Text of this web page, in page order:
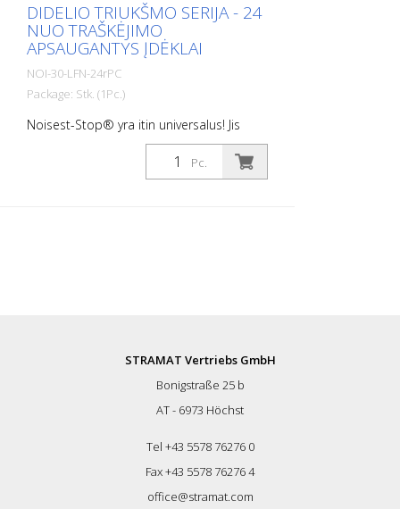
DIDELIO TRIUKŠMO SERIJA - 24
NUO TRAŠKĖJIMO
APSAUGANTYS ĮDĖKLAI
NOI-30-LFN-24rPC
Package: Stk. (1Pc.)
Noisest-Stop® yra itin universalus! Jis
lengvai pritaikomas prie visų rinkoje
esančių šulinių dangčių. DIDŽIAUSIAS
TRŪKUMAS - skirtas šulinių dangčiams,
skersmens, 4,5 mm skersmens, 5,5 mm
Spalva: juoda Juoda Medžiaga: juoda
Long-Life® Kietumas: 80 Sh, ilgaamžis,
sritis: C250 + D400 Tipinės taikymo sritys:
- Vidutinio ir intensyvaus eismo keliai
Pc.
STRAMAT Vertriebs GmbH
Bonigstraße 25 b
AT - 6973 Höchst
Tel +43 5578 76276 0
Fax +43 5578 76276 4
office@stramat.com